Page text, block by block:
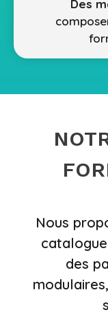
Des
Nous
des